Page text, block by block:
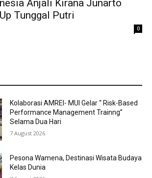
Anjali Kirana Junarto
Tunggal Putri
0
Kolaborasi AMREI- MUI Gelar “ Risk-Based
Performance Management Trainng”
Selama Dua Hari
7 August 2026
Pesona Wamena, Destinasi Wisata Budaya
Kelas Dunia